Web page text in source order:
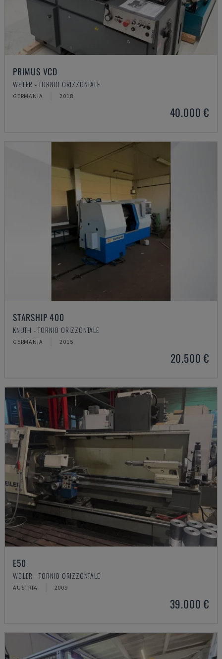
PRIMUS VCD
WEILER - TORNIO ORIZZONTALE
GERMANIA 2018
40.000 €
STARSHIP 400
KNUTH - TORNIO ORIZZONTALE
GERMANIA 2015
20.500 €
E50
WEILER - TORNIO ORIZZONTALE
AUSTRIA 2009
39.000 €